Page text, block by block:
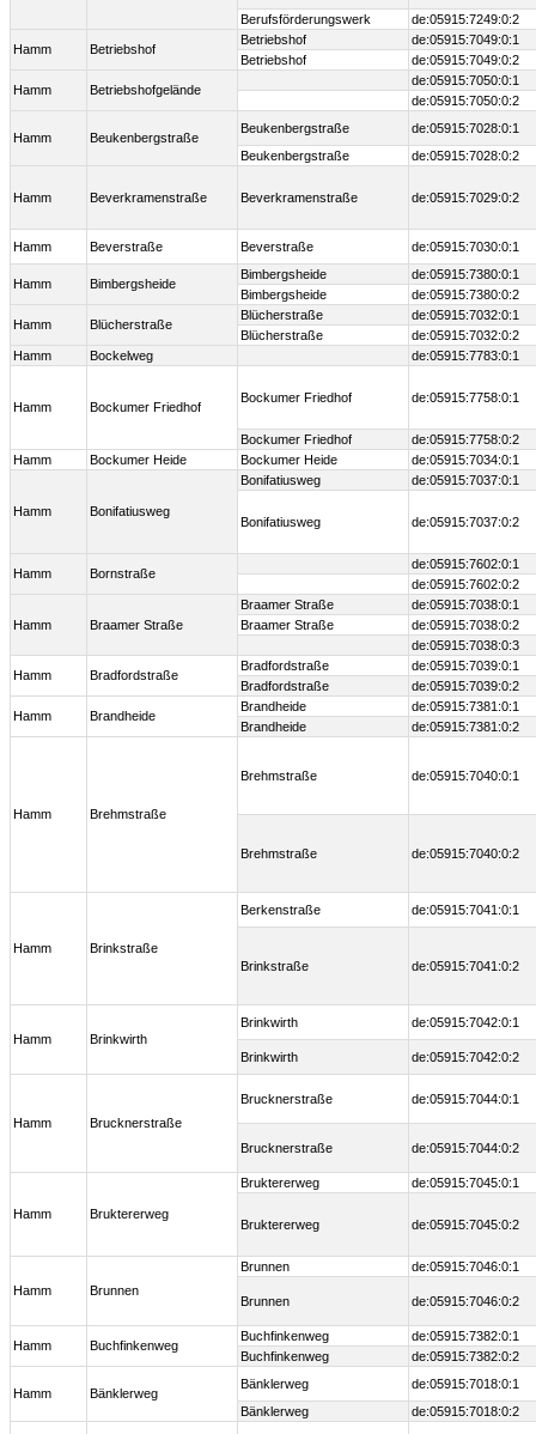
Berufsförderungswerk de:05915:7249:0:2
Hamm Betriebshof
Betriebshof
de:05915:7049:0:1
Betriebshof
de:05915:7049:0:2
Hamm Betriebshofgelände
de:05915:7050:0:1
de:05915:7050:0:2
Hamm Beukenbergstraße
Beukenbergstraße
de:05915:7028:0:1
Beukenbergstraße
de:05915:7028:0:2
Hamm Beverkramenstraße Beverkramenstraße de:05915:7029:0:2
Hamm Beverstraße Beverstraße de:05915:7030:0:1
Hamm Bimbergsheide
Bimbergsheide
de:05915:7380:0:1
Bimbergsheide
de:05915:7380:0:2
Hamm Blücherstraße
Blücherstraße
de:05915:7032:0:1
Blücherstraße
de:05915:7032:0:2
Hamm
Bockelweg de:05915:7783:0:1
Hamm Bockumer Friedhof
Bockumer Friedhof de:05915:7758:0:1
Bockumer Friedhof
de:05915:7758:0:2
Hamm
Bockumer Heide Bockumer Heide de:05915:7034:0:1
Hamm Bonifatiusweg
Bonifatiusweg de:05915:7037:0:1
Bonifatiusweg de:05915:7037:0:2
Hamm Bornstraße
de:05915:7602:0:1
de:05915:7602:0:2
Hamm Braamer Straße
Braamer Straße
de:05915:7038:0:1
Braamer Straße
de:05915:7038:0:2
de:05915:7038:0:3
Hamm Bradfordstraße
Bradfordstraße
de:05915:7039:0:1
Bradfordstraße
de:05915:7039:0:2
Hamm Brandheide
Brandheide
de:05915:7381:0:1
Brandheide
de:05915:7381:0:2
Hamm Brehmstraße
Brehmstraße de:05915:7040:0:1
Brehmstraße de:05915:7040:0:2
Hamm Brinkstraße
Berkenstraße de:05915:7041:0:1
Brinkstraße de:05915:7041:0:2
Hamm Brinkwirth
Brinkwirth de:05915:7042:0:1
Brinkwirth de:05915:7042:0:2
Hamm Brucknerstraße
Brucknerstraße de:05915:7044:0:1
Brucknerstraße de:05915:7044:0:2
Hamm Bruktererweg
Bruktererweg de:05915:7045:0:1
Bruktererweg de:05915:7045:0:2
Hamm Brunnen
Brunnen de:05915:7046:0:1
Brunnen de:05915:7046:0:2
Hamm Buchfinkenweg
Buchfinkenweg
de:05915:7382:0:1
Buchfinkenweg
de:05915:7382:0:2
Hamm Bänklerweg
Bänklerweg
de:05915:7018:0:1
Bänklerweg
de:05915:7018:0:2